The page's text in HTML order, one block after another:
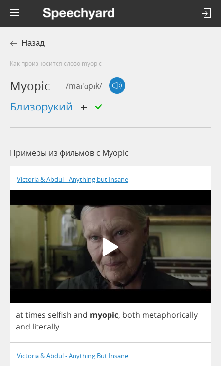
Назад
Как произносится слово myopic
Myopic /maɪ'ɑpɪk/
близорукий
Примеры из фильмов c Myopic
Victoria & Abdul - Anything but Insane
attimes selfish and myopic, both metaphorically
and literally.
Victoria & Abdul - Anything But Insane